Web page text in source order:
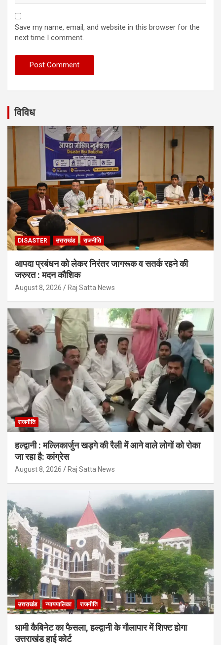
Save my name, email, and website in this browser for the
next time I comment.
विविध
DISASTER उत्तराखंड राजनीति
आपदा प्रबंधन को लेकर निरंतर जागरूक व सतर्क रहने की
जरुरत : मदन कौशिक
August 8, 2026 Raj Satta News
राजनीति
हल्द्वानी : मल्लिकार्जुन खड़गे की रैली में आने वाले लोगों को रोका
जा रहा है: कांग्रेस
August 8, 2026 Raj Satta News
उत्तराखंड न्यायपालिका राजनीति
धामी कैबिनेट का फैसला, हल्द्वानी के गौलापार में शिफ्ट होगा
उत्तराखंड हाई कोर्ट